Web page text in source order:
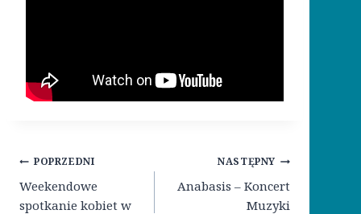
Nawigacja
wpisu
POPRZEDNI
Weekendowe
spotkanie kobiet w
NASTĘPNY
Anabasis – Koncert
Muzyki